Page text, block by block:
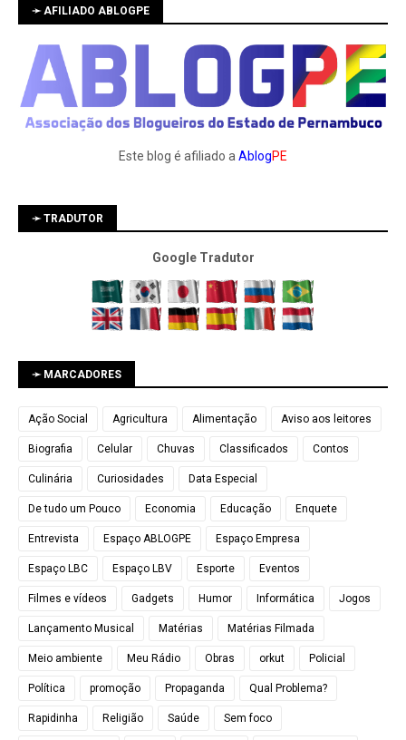
➛ AFILIADO ABLOGPE
Este blog é afiliado a AblogPE
➛ TRADUTOR
Google Tradutor
➛ MARCADORES
Ação Social Agricultura Alimentação Aviso aos leitores
Biografia Celular Chuvas Classificados Contos
Culinária Curiosidades Data Especial
De tudo um Pouco Economia Educação Enquete
Entrevista Espaço ABLOGPE Espaço Empresa
Espaço LBC Espaço LBV Esporte Eventos
Filmes e vídeos Gadgets Humor Informática Jogos
Lançamento Musical Matérias Matérias Filmada
Meio ambiente Meu Rádio Obras orkut Policial
Política promoção Propaganda Qual Problema?
Rapidinha Religião Saúde Sem foco